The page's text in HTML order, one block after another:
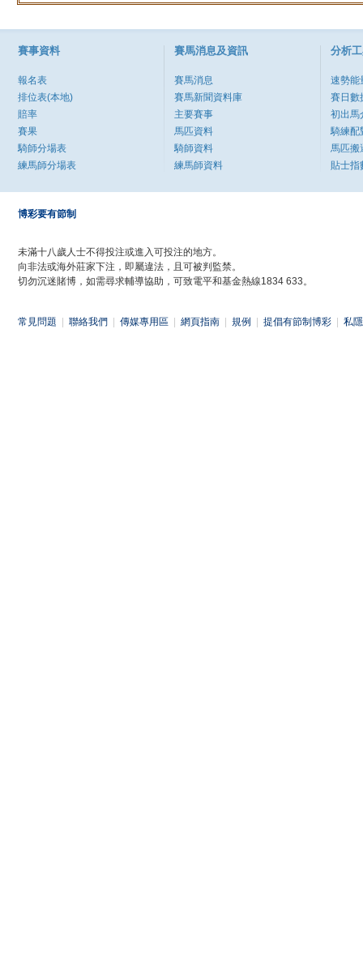
賽事資料
報名表
排位表(本地)
賠率
賽果
騎師分場表
練馬師分場表
賽馬消息及資訊
賽馬消息
賽馬新聞資料庫
主要賽事
馬匹資料
騎師資料
練馬師資料
分析
速勢能
賽日數
初出馬
騎練配
馬匹搬
貼士指
博彩要有節制
未滿十八歲人士不得投注或進入可投注的地方。
向非法或海外莊家下注，即屬違法，且可被判監禁。
切勿沉迷賭博，如需尋求輔導協助，可致電平和基金熱線1834 633。
常見問題 聯絡我們 傳媒專用區 網頁指南 規例 提倡有節制博彩 私